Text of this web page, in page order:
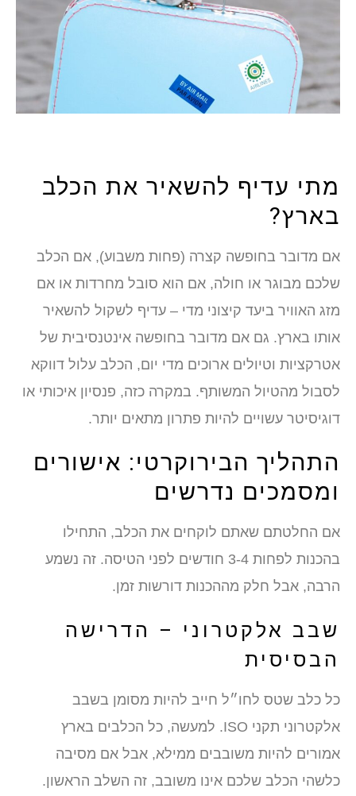
מתי עדיף להשאיר את הכלב
בארץ?
אם מדובר בחופשה קצרה (פחות משבוע), אם הכלב
שלכם מבוגר או חולה, אם הוא סובל מחרדות או אם
מזג האוויר ביעד קיצוני מדי – עדיף לשקול להשאיר
אותו בארץ. גם אם מדובר בחופשה אינטנסיבית של
אטרקציות וטיולים ארוכים מדי יום, הכלב עלול דווקא
לסבול מהטיול המשותף. במקרה כזה, פנסיון איכותי או
דוגיסיטר עשויים להיות פתרון מתאים יותר.
התהליך הבירוקרטי: אישורים
ומסמכים נדרשים
אם החלטתם שאתם לוקחים את הכלב, התחילו
בהכנות לפחות 3-4 חודשים לפני הטיסה. זה נשמע
הרבה, אבל חלק מההכנות דורשות זמן.
שבב אלקטרוני – הדרישה
הבסיסית
כל כלב שטס לחו״ל חייב להיות מסומן בשבב
אלקטרוני תקני ISO. למעשה, כל הכלבים בארץ
אמורים להיות משובבים ממילא, אבל אם מסיבה
כלשהי הכלב שלכם אינו משובב, זה השלב הראשון.